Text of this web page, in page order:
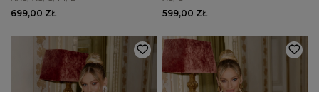
699,00 ZŁ
599,00 ZŁ